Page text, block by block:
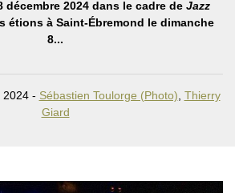
décembre 2024 dans le cadre de Jazz
étions à Saint-Ébremond le dimanche
8...
2024 - Sébastien Toulorge (Photo) Thierry
Giard